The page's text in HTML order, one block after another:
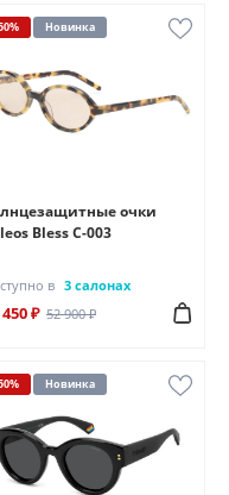
Новинка
очки
Bless C-003
в 3 салонах
₽ 52 900 ₽
Новинка